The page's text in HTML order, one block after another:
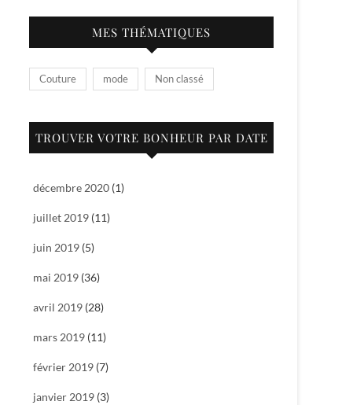
MES THÉMATIQUES
Couture mode Non classé
TROUVER VOTRE BONHEUR PAR DATE
décembre 2020 (1)
juillet 2019 (11)
juin 2019 (5)
mai 2019 (36)
avril 2019 (28)
mars 2019 (11)
février 2019 (7)
janvier 2019 (3)